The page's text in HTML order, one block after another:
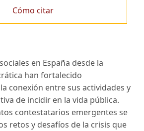
Cómo citar
en España desde la
han fortalecido
conexión entre sus actividades y
de incidir en la vida pública.
contestatarios emergentes se
retos y desafíos de la crisis que